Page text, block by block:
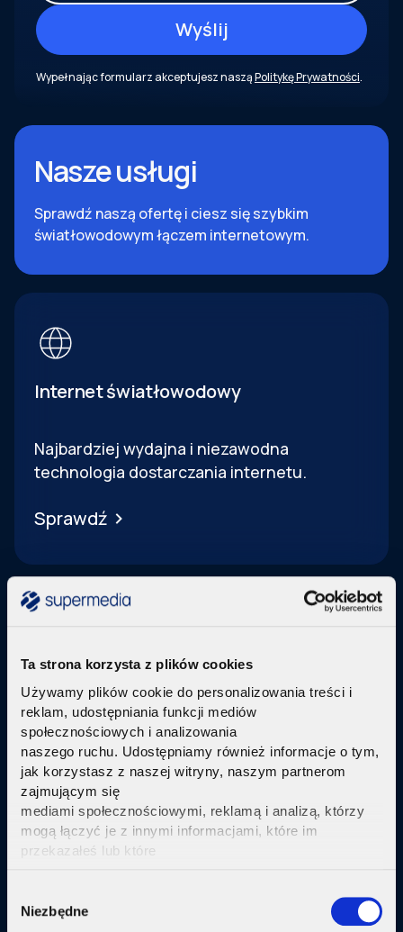
Ta strona korzysta z plików cookies
Używamy plików cookie do personalizowania treści i
reklam, udostępniania funkcji mediów
społecznościowych i analizowania
naszego ruchu. Udostępniamy również informacje o tym,
jak korzystasz z naszej witryny, naszym partnerom
zajmującym się
mediami społecznościowymi, reklamą i analizą, którzy
mogą łączyć je z innymi informacjami, które im
przekazałeś lub które
Selection
Niezbędne
Wypełnając formularz akceptujesz nasząPolitykę Prywatności.
Nasze usługi
Sprawdź naszą ofertę i ciesz się szybkim
światłowodowym łączem internetowym.
Internet światłowodowy
Najbardziej wydajna i niezawodna
technologia dostarczania internetu.
Sprawdź
Telewizja Replay
Pakiety internetu z nowoczesną telewizją
technologi IPTV Replay TV.
Sprawdź